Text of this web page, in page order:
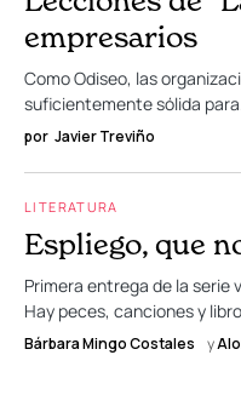
empresarios
Como Odiseo, las
suficientemente sólida
por Javier Treviño
LITERATURA
Espliego, que
Primera entrega de la serie
Hay peces, canciones y
Bárbara Mingo Costales y